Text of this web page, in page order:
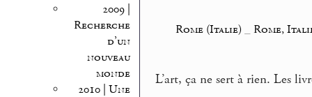
2009 |
Recherche
d’un
nouveau
monde
2010 | Une
Rome (Italie) Rome,
L’art, ça ne sert à rien. Les